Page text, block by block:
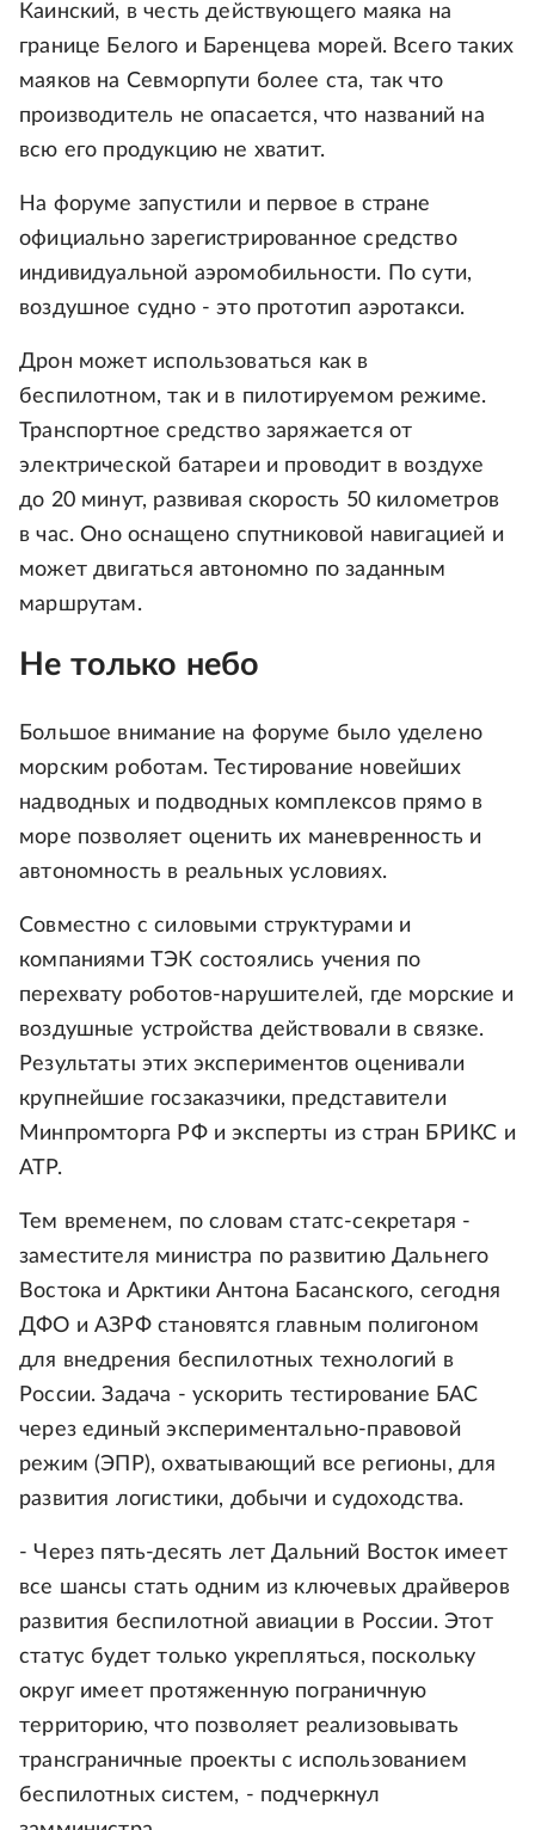
Каинский, в честь действующего маяка на
границе Белого и Баренцева морей. Всего таких
маяков на Севморпути более ста, так что
производитель не опасается, что названий на
всю его продукцию не хватит.
На форуме запустили и первое в стране
официально зарегистрированное средство
индивидуальной аэромобильности. По сути,
воздушное судно - это прототип аэротакси.
Дрон может использоваться как в
беспилотном, так и в пилотируемом режиме.
Транспортное средство заряжается от
электрической батареи и проводит в воздухе
до 20 минут, развивая скорость 50 километров
в час. Оно оснащено спутниковой навигацией и
может двигаться автономно по заданным
маршрутам.
Не только небо
Большое внимание на форуме было уделено
морским роботам. Тестирование новейших
надводных и подводных комплексов прямо в
море позволяет оценить их маневренность и
автономность в реальных условиях.
Совместно с силовыми структурами и
компаниями ТЭК состоялись учения по
перехвату роботов-нарушителей, где морские и
воздушные устройства действовали в связке.
Результаты этих экспериментов оценивали
крупнейшие госзаказчики, представители
Минпромторга РФ и эксперты из стран БРИКС и
АТР.
Тем временем, по словам статс-секретаря -
заместителя министра по развитию Дальнего
Востока и Арктики Антона Басанского, сегодня
ДФО и АЗРФ становятся главным полигоном
для внедрения беспилотных технологий в
России. Задача - ускорить тестирование БАС
через единый экспериментально-правовой
режим (ЭПР), охватывающий все регионы, для
развития логистики, добычи и судоходства.
- Через пять-десять лет Дальний Восток имеет
все шансы стать одним из ключевых драйверов
развития беспилотной авиации в России. Этот
статус будет только укрепляться, поскольку
округ имеет протяженную пограничную
территорию, что позволяет реализовывать
трансграничные проекты с использованием
беспилотных систем, - подчеркнул